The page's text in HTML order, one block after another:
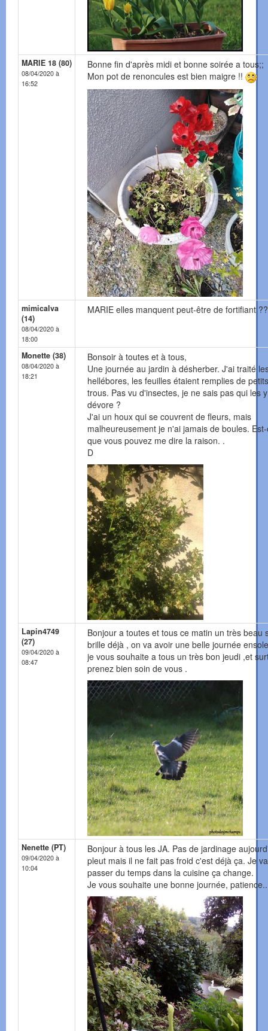
MARIE 18 (80)
08/04/2020 à
16:52
Bonne fin d'après midi et bonne soirée a tous;;
Mon pot de renoncules est bien maigre !!
mimicalva
(14)
08/04/2020 à
18:00
MARIE elles manquent peut-être de fortifiant
Monette (38)
08/04/2020 à
18:21
Bonsoir à toutes et à tous,
Une journée au jardin à désherber. J'ai traité
hellébores, les feuilles étaient remplies de petits
trous. Pas vu d'insectes, je ne sais pas qui les y
dévore ?
J'ai un houx qui se couvrent de fleurs, mais
malheureusement je n'ai jamais de boules.
que vous pouvez me dire la raison. .
D
Lapin4749
(27)
09/04/2020 à
08:47
Bonjour a toutes et tous ce matin un très beau
brille déjà , on va avoir une belle journée
je vous souhaite a tous un très bon jeudi ,et
prenez bien soin de vous .
Nenette (PT)
09/04/2020 à
10:04
Bonjour à tous les JA. Pas de jardinage
pleut mais il ne fait pas froid c'est déjà ça. Je
passer du temps dans la cuisine ça change.
Je vous souhaite une bonne journée,